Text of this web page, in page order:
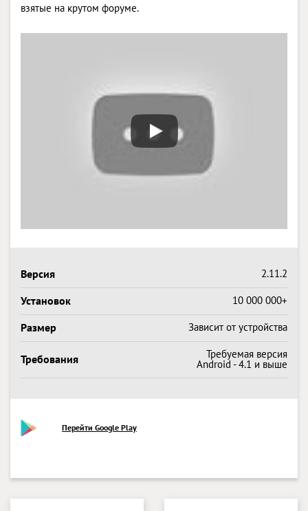
взятые на крутом форуме.
Версия 2.11.2
Установок 10 000 000+
Размер Зависит от устройства
Требования Требуемая версия
Android - 4.1 и выше
Перейти Google Play